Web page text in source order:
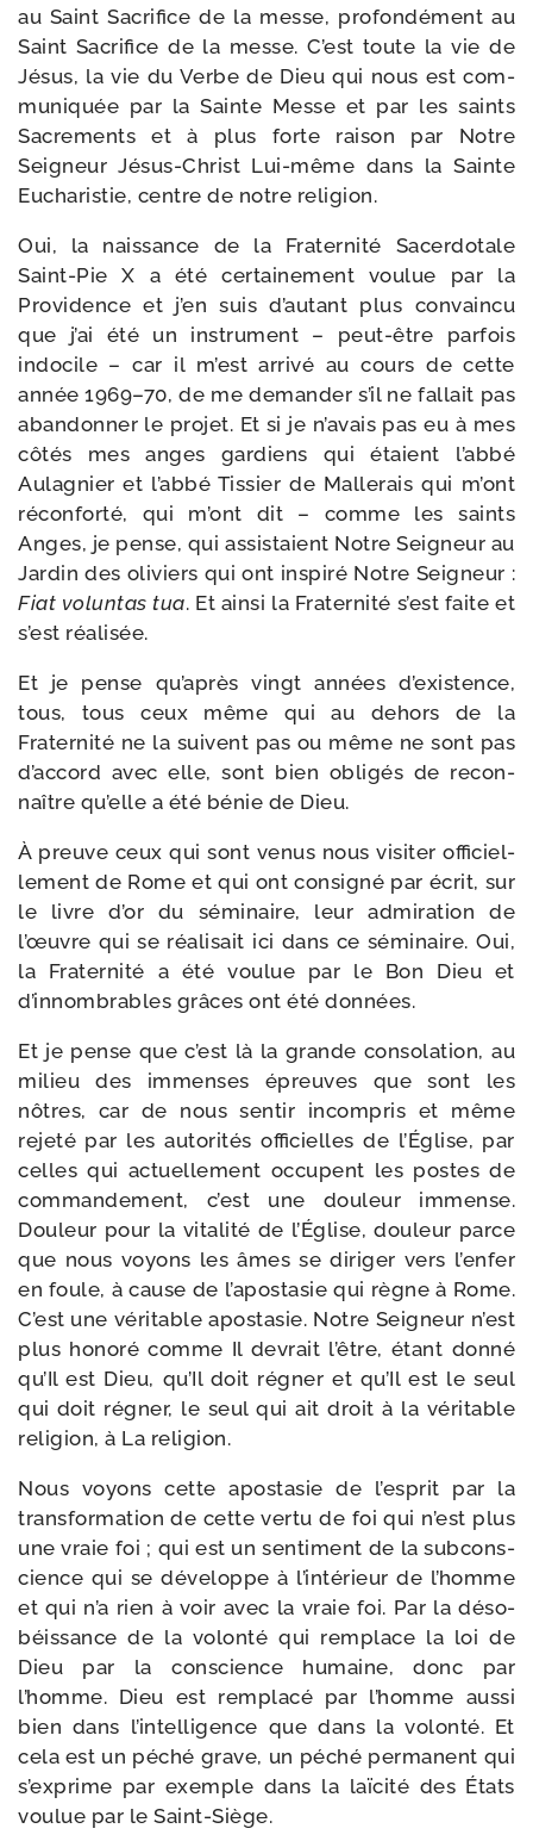
au Saint Sacrifice de la messe, pro­fon­dé­ment au
Saint Sacrifice de la messe. C’est toute la vie de
Jésus, la vie du Verbe de Dieu qui nous est com­
mu­ni­quée par la Sainte Messe et par les saints
Sacrements et à plus forte rai­son par Notre
Seigneur Jésus-​Christ Lui-​même dans la Sainte
Eucharistie, centre de notre religion.
Oui, la nais­sance de la Fraternité Sacerdotale
Saint-​Pie X a été cer­tai­ne­ment vou­lue par la
Providence et j’en suis d’autant plus convain­cu
que j’ai été un ins­tru­ment – peut-​être par­fois
indo­cile – car il m’est arri­vé au cours de cette
année 1969–70, de me deman­der s’il ne fal­lait pas
aban­don­ner le pro­jet. Et si je n’avais pas eu à mes
côtés mes anges gar­diens qui étaient l’abbé
Aulagnier et l’abbé Tissier de Mallerais qui m’ont
récon­for­té, qui m’ont dit – comme les saints
Anges, je pense, qui assis­taient Notre Seigneur au
Jardin des oli­viers qui ont ins­pi­ré Notre Seigneur :
Fiat volun­tas tua. Et ain­si la Fraternité s’est faite et
s’est réalisée.
Et je pense qu’après vingt années d’existence,
tous, tous ceux même qui au dehors de la
Fraternité ne la suivent pas ou même ne sont pas
d’accord avec elle, sont bien obli­gés de recon­
naître qu’elle a été bénie de Dieu.
À preuve ceux qui sont venus nous visi­ter offi­ciel­
le­ment de Rome et qui ont consi­gné par écrit, sur
le livre d’or du sémi­naire, leur admi­ra­tion de
l’œuvre qui se réa­li­sait ici dans ce sémi­naire. Oui,
la Fraternité a été vou­lue par le Bon Dieu et
d’innombrables grâces ont été données.
Et je pense que c’est là la grande conso­la­tion, au
milieu des immenses épreuves que sont les
nôtres, car de nous sen­tir incom­pris et même
reje­té par les auto­ri­tés offi­cielles de l’Église, par
celles qui actuel­le­ment occupent les postes de
com­man­de­ment, c’est une dou­leur immense.
Douleur pour la vita­li­té de l’Église, dou­leur parce
que nous voyons les âmes se diri­ger vers l’enfer
en foule, à cause de l’apostasie qui règne à Rome.
C’est une véri­table apos­ta­sie. Notre Seigneur n’est
plus hono­ré comme Il devrait l’être, étant don­né
qu’Il est Dieu, qu’Il doit régner et qu’Il est le seul
qui doit régner, le seul qui ait droit à la véri­table
reli­gion, à La religion.
Nous voyons cette apos­ta­sie de l’esprit par la
trans­for­ma­tion de cette ver­tu de foi qui n’est plus
une vraie foi ; qui est un sen­ti­ment de la sub­cons­
cience qui se déve­loppe à l’intérieur de l’homme
et qui n’a rien à voir avec la vraie foi. Par la déso­
béis­sance de la volon­té qui rem­place la loi de
Dieu par la conscience humaine, donc par
l’homme. Dieu est rem­pla­cé par l’homme aus­si
bien dans l’intelligence que dans la volon­té. Et
cela est un péché grave, un péché per­ma­nent qui
s’exprime par exemple dans la laï­ci­té des États
vou­lue par le Saint-Siège.